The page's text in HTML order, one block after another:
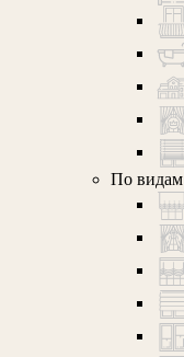
По видам